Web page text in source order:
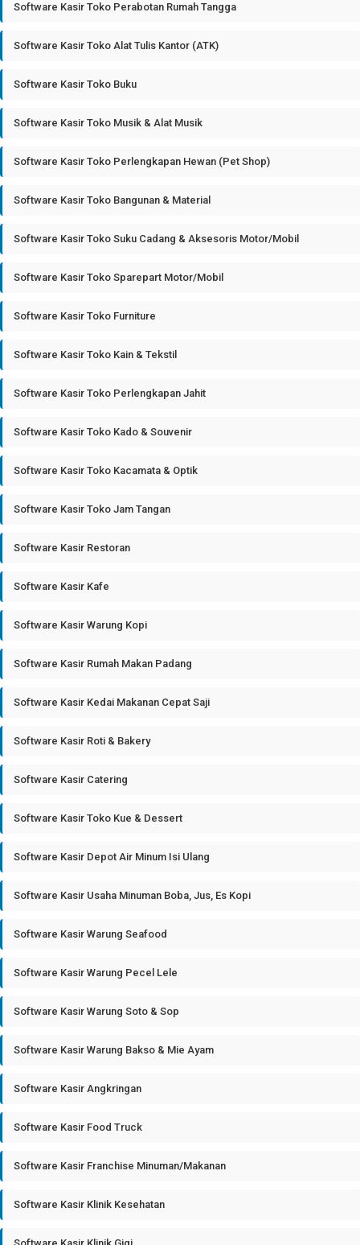
Software Kasir Toko Perabotan Rumah Tangga
Software Kasir Toko Alat Tulis Kantor (ATK)
Software Kasir Toko Buku
Software Kasir Toko Musik & Alat Musik
Software Kasir Toko Perlengkapan Hewan (Pet Shop)
Software Kasir Toko Bangunan & Material
Software Kasir Toko Suku Cadang & Aksesoris Motor/Mobil
Software Kasir Toko Sparepart Motor/Mobil
Software Kasir Toko Furniture
Software Kasir Toko Kain & Tekstil
Software Kasir Toko Perlengkapan Jahit
Software Kasir Toko Kado & Souvenir
Software Kasir Toko Kacamata & Optik
Software Kasir Toko Jam Tangan
Software Kasir Restoran
Software Kasir Kafe
Software Kasir Warung Kopi
Software Kasir Rumah Makan Padang
Software Kasir Kedai Makanan Cepat Saji
Software Kasir Roti & Bakery
Software Kasir Catering
Software Kasir Toko Kue & Dessert
Software Kasir Depot Air Minum Isi Ulang
Software Kasir Usaha Minuman Boba, Jus, Es Kopi
Software Kasir Warung Seafood
Software Kasir Warung Pecel Lele
Software Kasir Warung Soto & Sop
Software Kasir Warung Bakso & Mie Ayam
Software Kasir Angkringan
Software Kasir Food Truck
Software Kasir Franchise Minuman/Makanan
Software Kasir Klinik Kesehatan